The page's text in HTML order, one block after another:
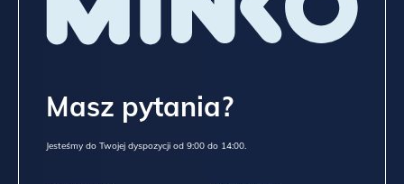
Masz pytania?
Jesteśmy do Twojej dyspozycji od 9:00 do 14:00.